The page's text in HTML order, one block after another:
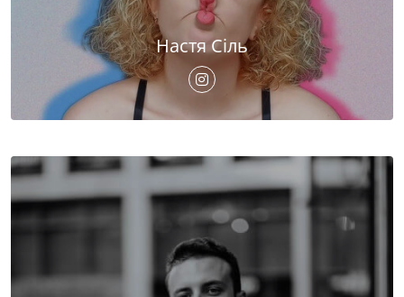
Настя Сіль